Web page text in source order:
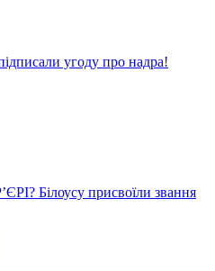
угоду про надра!
Білоусу присвоїли звання